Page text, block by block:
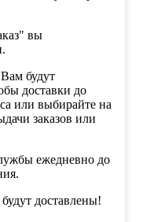
вы
будут
доставки до
или выбирайте на
заказов или
ежедневно до
доставлены!